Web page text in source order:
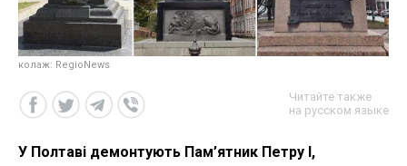
колаж: RegioNews
Читайте также
на русском языке
У Полтаві демонтують Пам’ятник Петру I,